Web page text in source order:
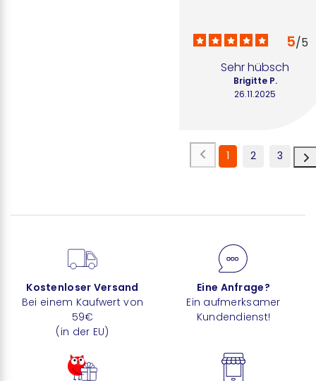
5/5
Sehr hübsch
26.11.2025
Brigitte P.
1 2 3
Kostenloser Versand
Bei einem Kaufwert von
59€
(in der EU)
Eine Anfrage?
Ein aufmerksamer
Kundendienst!